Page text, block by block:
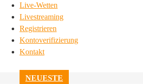
Live-Wetten
Livestreaming
Registrieren
Kontoverifizierung
Kontakt
NEUESTE